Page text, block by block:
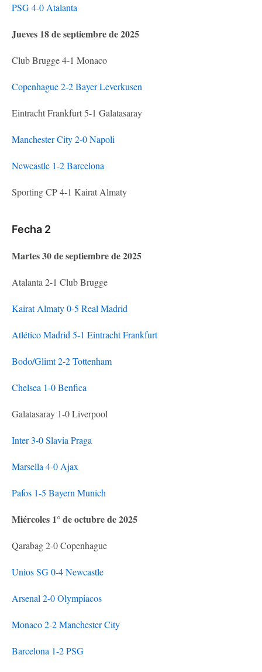
PSG 4-0 Atalanta
Jueves 18 de septiembre de 2025
Club Brugge 4-1 Monaco
Copenhague 2-2 Bayer Leverkusen
Eintracht Frankfurt 5-1 Galatasaray
Manchester City 2-0 Napoli
Newcastle 1-2 Barcelona
Sporting CP 4-1 Kairat Almaty
Fecha 2
Martes 30 de septiembre de 2025
Atalanta 2-1 Club Brugge
Kairat Almaty 0-5 Real Madrid
Atlético Madrid 5-1 Eintracht Frankfurt
Bodo/Glimt 2-2 Tottenham
Chelsea 1-0 Benfica
Galatasaray 1-0 Liverpool
Inter 3-0 Slavia Praga
Marsella 4-0 Ajax
Pafos 1-5 Bayern Munich
Miércoles 1° de octubre de 2025
Qarabag 2-0 Copenhague
Unios SG 0-4 Newcastle
Arsenal 2-0 Olympiacos
Monaco 2-2 Manchester City
Barcelona 1-2 PSG